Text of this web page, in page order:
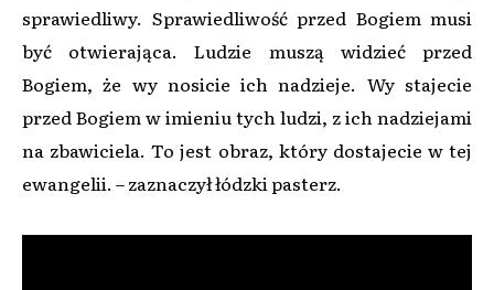
sprawiedliwy. Sprawiedliwość przed Bogiem musi
być otwierająca. Ludzie muszą widzieć przed
Bogiem, że wy nosicie ich nadzieje. Wy stajecie
przed Bogiem w imieniu tych ludzi, z ich nadziejami
na zbawiciela. To jest obraz, który dostajecie w tej
ewangelii. – zaznaczył łódzki pasterz.